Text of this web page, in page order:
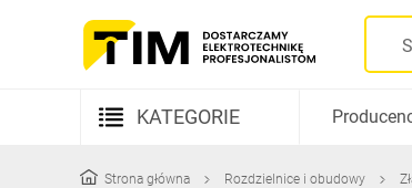
KATEGORIE
Strona główna Rozdzielnice i obudowy